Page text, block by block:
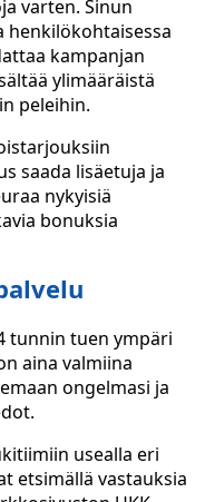
varten. Sinun
henkilökohtaisessa
kampanjan
ylimääräistä
peleihin.
saada lisäetuja ja
nykyisiä
bonuksia
tunnin tuen ympäri
aina valmiina
ongelmasi ja
usealla eri
etsimällä vastauksia